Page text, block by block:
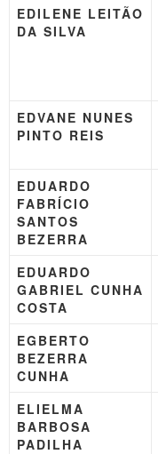
EDILENE LEITÃO
DA SILVA
EDVANE NUNES
PINTO REIS
EDUARDO
FABRÍCIO
SANTOS
BEZERRA
EDUARDO
GABRIEL CUNHA
COSTA
EGBERTO
BEZERRA
CUNHA
ELIELMA
BARBOSA
PADILHA